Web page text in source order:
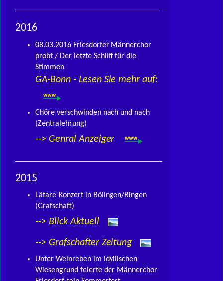
2016
08.03.2016 Friesdorfer Männerchor
probt / Der letzte Schliff für die
Stimmen
GA-Bonn - Lesen Sie mehr auf:
Chöre verschwinden nach und nach
(Zentralehrung)
--> Genral Anzeiger
2015
Lätare-Konzert in Bölingen/Ringen
(Grafschaft)
--> Blick Aktuell
--> Grafschafter Zeitung
Unter Weinreben im idyllischen
Wiesengrund feierte der Männerchor